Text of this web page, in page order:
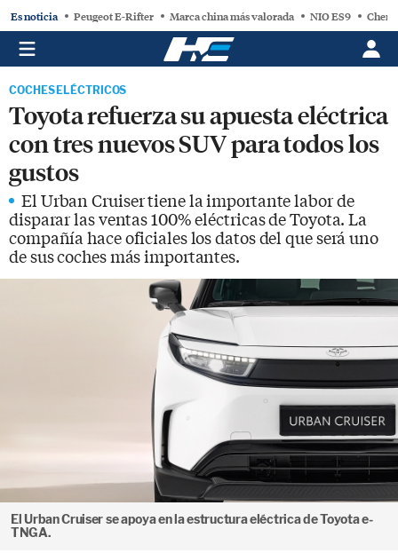
Es noticia Peugeot E-Rifter Marca china más valorada NIO ES9 Chery
COCHES ELÉCTRICOS
Toyota refuerza su apuesta eléctrica
con tres nuevos SUV para todos los
gustos
El Urban Cruiser tiene la importante labor de
disparar las ventas 100% eléctricas de Toyota. La
compañía hace oficiales los datos del que será uno
de sus coches más importantes.
El Urban Cruiser se apoya en la estructura eléctrica de Toyota e-
TNGA.